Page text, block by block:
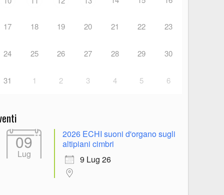
17 18 19 20 21 22 23
24 25 26 27 28 29 30
31 1 2 3 4 5 6
09
Lug
2026 ECHI suoni d'organo sugli
altipiani cimbri
9 Lug 26